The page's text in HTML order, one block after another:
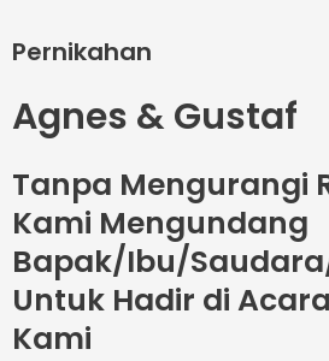
Pernikahan
Agnes & Gustaf
Tanpa Mengurangi
Kami Mengundang
Bapak/Ibu/
Untuk Hadir di
Kami